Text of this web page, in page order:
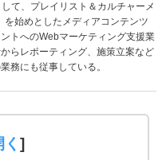
て、プレイリスト＆カルチャーメ
を始めとしたメディアコンテンツ
トへのWebマーケティング支援業
らレポーティング、施策立案など
務にも従事している。
]